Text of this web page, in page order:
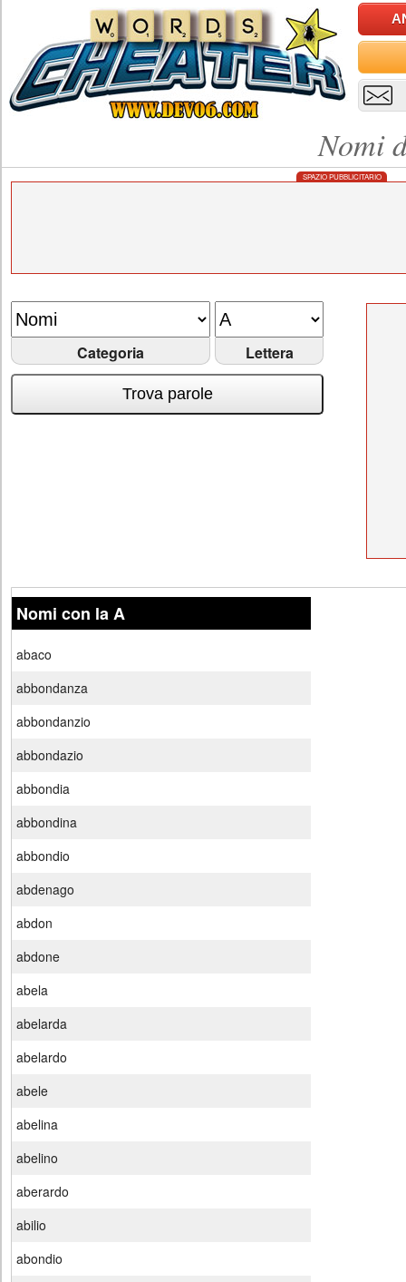
Nomi
SPAZIO PUBBLICITARIO
Categoria Lettera
Trova parole
Nomi con la A
abaco
abbondanza
abbondanzio
abbondazio
abbondia
abbondina
abbondio
abdenago
abdon
abdone
abela
abelarda
abelardo
abele
abelina
abelino
aberardo
abilio
abondio